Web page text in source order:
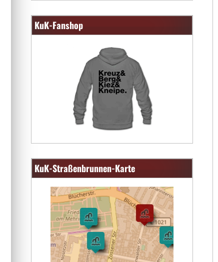
KuK-Fanshop
KuK-Straßenbrunnen-Karte